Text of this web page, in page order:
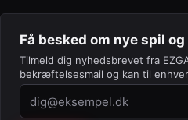
Få besked om nye spil
Tilmeld dig nyhedsbrevet fra
bekræftelsesmail og kan til